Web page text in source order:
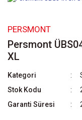
PERSMONT
Persmont
XL
Kategori
Stok Kodu
Garanti Süresi